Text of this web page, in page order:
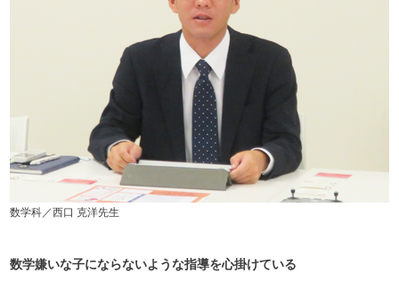
数学科／西口 克洋先生
数学嫌いな子にならないような指導を心掛けている